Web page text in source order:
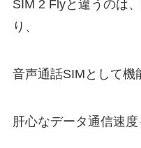
SIM 2 Flyと違うのは、
り、
音声通話SIMとして機
肝心なデータ通信速度